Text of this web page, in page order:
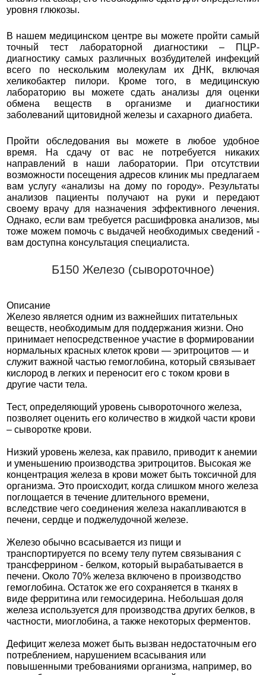
уровня глюкозы.
В нашем медицинском центре вы можете пройти самый
точный тест лабораторной диагностики – ПЦР-
диагностику самых различных возбудителей инфекций
всего по нескольким молекулам их ДНК, включая
хеликобактер пилори. Кроме того, в медицинскую
лабораторию вы можете сдать анализы для оценки
обмена веществ в организме и диагностики
заболеваний щитовидной железы и сахарного диабета.
Пройти обследования вы можете в любое удобное
время. На сдачу от вас не потребуется никаких
направлений в наши лаборатории. При отсутствии
возможности посещения адресов клиник мы предлагаем
вам услугу «анализы на дому по городу». Результаты
анализов пациенты получают на руки и передают
своему врачу для назначения эффективного лечения.
Однако, если вам требуется расшифровка анализов, мы
тоже можем помочь с выдачей необходимых сведений -
вам доступна консультация специалиста.
Б150 Железо (сывороточное)
Описание
Железо является одним из важнейших питательных
веществ, необходимым для поддержания жизни. Оно
принимает непосредственное участие в формировании
нормальных красных клеток крови — эритроцитов — и
служит важной частью гемоглобина, который связывает
кислород в легких и переносит его с током крови в
другие части тела.
Тест, определяющий уровень сывороточного железа,
позволяет оценить его количество в жидкой части крови
– сыворотке крови.
Низкий уровень железа, как правило, приводит к анемии
и уменьшению производства эритроцитов. Высокая же
концентрация железа в крови может быть токсичной для
организма. Это происходит, когда слишком много железа
поглощается в течение длительного времени,
вследствие чего соединения железа накапливаются в
печени, сердце и поджелудочной железе.
Железо обычно всасывается из пищи и
транспортируется по всему телу путем связывания с
трансферрином - белком, который вырабатывается в
печени. Около 70% железа включено в производство
гемоглобина. Остаток же его сохраняется в тканях в
виде ферритина или гемосидерина. Небольшая доля
железа используется для производства других белков, в
частности, миоглобина, а также некоторых ферментов.
Дефицит железа может быть вызван недостаточным его
потреблением, нарушением всасывания или
повышенными требованиями организма, например, во